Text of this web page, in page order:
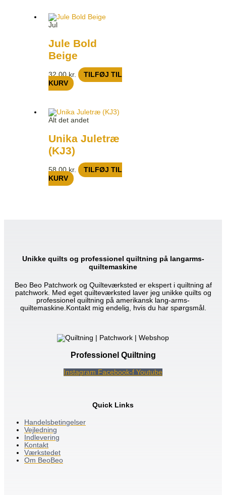
Jul
Jule Bold
Beige
32,00kr.
TILFØJ TIL
KURV
Alt det andet
Unika Juletræ
(KJ3)
58,00kr.
TILFØJ TIL
KURV
Unikke quilts og professionel quiltning på langarms-
quiltemaskine
Beo Beo Patchwork og Quilteværksted er ekspert i quiltning af
patchwork. Med eget quilteværksted laver jeg unikke quilts og
professionel quiltning på amerikansk lang-arms-
quiltemaskine.Kontakt mig endelig, hvis du har spørgsmål.
Professionel Quiltning
Instagram Facebook-f Youtube
Quick Links
Handelsbetingelser
Vejledning
Indlevering
Kontakt
Værkstedet
Om BeoBeo